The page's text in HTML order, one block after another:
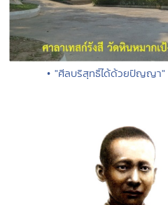
• "ศีลบริสุทธิ์ได้ด้วยปัญญา"